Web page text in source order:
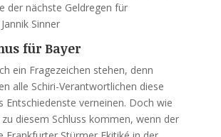
der nächste Geldregen für
Sinner
für Bayer
ein Fragezeichen stehen, denn
alle Schiri-Verantwortlichen diese
Entschiedenste verneinen. Doch wie
diesem Schluss kommen, wenn der